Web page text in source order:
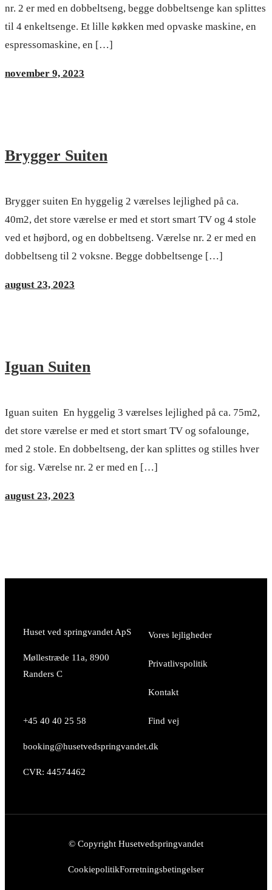
nr. 2 er med en dobbeltseng, begge dobbeltsenge kan splittes
til 4 enkeltsenge. Et lille køkken med opvaske maskine, en
espressomaskine, en […]
november 9, 2023
Brygger Suiten
Brygger suiten En hyggelig 2 værelses lejlighed på ca.
40m2, det store værelse er med et stort smart TV og 4 stole
ved et højbord, og en dobbeltseng. Værelse nr. 2 er med en
dobbeltseng til 2 voksne. Begge dobbeltsenge […]
august 23, 2023
Iguan Suiten
Iguan suiten En hyggelig 3 værelses lejlighed på ca. 75m2,
det store værelse er med et stort smart TV og sofalounge,
med 2 stole. En dobbeltseng, der kan splittes og stilles hver
for sig. Værelse nr. 2 er med en […]
august 23, 2023
Huset ved springvandet ApS
Møllestræde 11a, 8900
Randers C
+45 40 40 25 58
booking@husetvedspringvandet.dk
CVR: 44574462
Vores lejligheder
Privatlivspolitik
Kontakt
Find vej
© Copyright Husetvedspringvandet
CookiepolitikForretningsbetingelser